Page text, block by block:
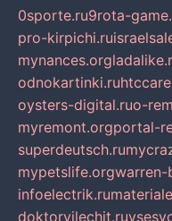
0sporte.ru9rota-
pro-kirpichi.ru
mynances.org
odnokartinki.ru
oysters-digital.ruo-
myremont.orgportal-
superdeutsch.ru
mypetslife.org
infoelectrik.ru
doktorvilechit.ru